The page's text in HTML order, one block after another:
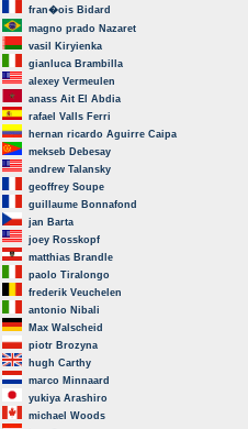
fran�ois Bidard
magno prado Nazaret
vasil Kiryienka
gianluca Brambilla
alexey Vermeulen
anass Ait El Abdia
rafael Valls Ferri
hernan ricardo Aguirre Caipa
mekseb Debesay
andrew Talansky
geoffrey Soupe
guillaume Bonnafond
jan Barta
joey Rosskopf
matthias Brandle
paolo Tiralongo
frederik Veuchelen
antonio Nibali
Max Walscheid
piotr Brozyna
hugh Carthy
marco Minnaard
yukiya Arashiro
michael Woods